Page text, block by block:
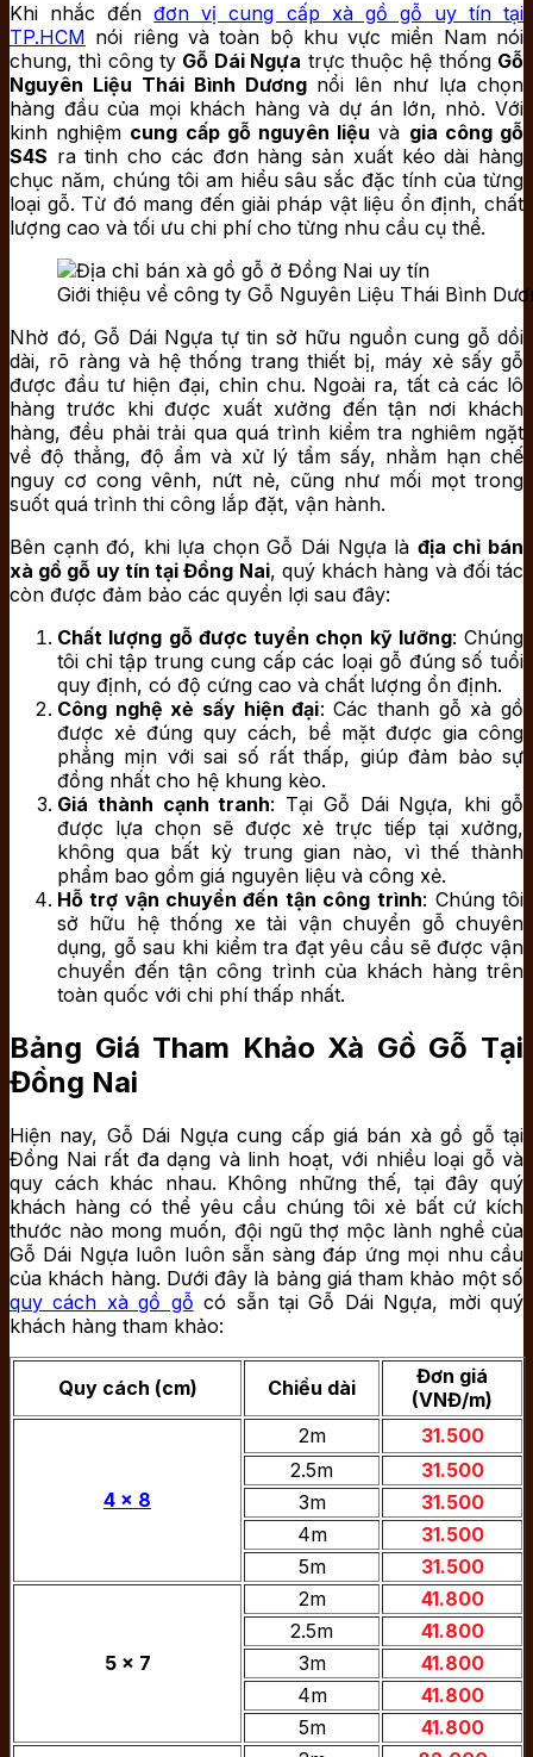
Khi nhắc đếnđơn vị cung cấp xà gồ gỗ uy tín tại
TP.HCM nói riêng và toàn bộ khu vực miền Nam nói
chung, thì công ty Gỗ Dái Ngựa trực thuộc hệ thống Gỗ
Nguyên Liệu Thái Bình Dươngnổi lên như lựa chọn
hàng đầu của mọi khách hàng và dự án lớn, nhỏ. Với
kinh nghiệm cung cấp gỗ nguyên liệu và gia công gỗ
S4S ra tinh cho các đơn hàng sản xuất kéo dài hàng
chục năm, chúng tôi am hiểu sâu sắc đặc tính của từng
loại gỗ. Từ đó mang đến giải pháp vật liệu ổn định, chất
lượng cao và tối ưu chi phí cho từng nhu cầu cụ thể.
Giới thiệu về công ty Gỗ Nguyên Liệu Thái Bình
Nhờ đó, Gỗ Dái Ngựa tự tin sở hữu nguồn cung gỗ dồi
dài, rõ ràng và hệ thống trang thiết bị, máy xẻ sấy gỗ
được đầu tư hiện đại, chỉn chu. Ngoài ra, tất cả các lô
hàng trước khi được xuất xưởng đến tận nơi khách
hàng, đều phải trải qua quá trình kiểm tra nghiêm ngặt
về độ thẳng, độ ẩm và xử lý tẩm sấy, nhằm hạn chế
nguy cơ cong vênh, nứt nẻ, cũng như mối mọt trong
suốt quá trình thi công lắp đặt, vận hành.
Bên cạnh đó, khi lựa chọn Gỗ Dái Ngựa là địa chỉ bán
xà gồ gỗ uy tín tại Đồng Nai, quý khách hàng và đối tác
còn được đảm bảo các quyền lợi sau đây:
Chất lượng gỗ được tuyển chọn kỹ lưỡng: Chúng
tôi chỉ tập trung cung cấp các loại gỗ đúng số tuổi
quy định, có độ cứng cao và chất lượng ổn định.
Công nghệ xẻ sấy hiện đại: Các thanh gỗ xà gồ
được xẻ đúng quy cách, bề mặt được gia công
phẳng mịn với sai số rất thấp, giúp đảm bảo sự
đồng nhất cho hệ khung kèo.
Giá thành cạnh tranh: Tại Gỗ Dái Ngựa, khi gỗ
được lựa chọn sẽ được xẻ trực tiếp tại xưởng,
không qua bất kỳ trung gian nào, vì thế thành
phẩm bao gồm giá nguyên liệu và công xẻ.
Hỗ trợ vận chuyển đến tận công trình: Chúng tôi
sở hữu hệ thống xe tải vận chuyển gỗ chuyên
dụng, gỗ sau khi kiểm tra đạt yêu cầu sẽ được vận
chuyển đến tận công trình của khách hàng trên
toàn quốc với chi phí thấp nhất.
Bảng Giá Tham Khảo Xà Gồ Gỗ Tại
Đồng Nai
Hiện nay, Gỗ Dái Ngựa cung cấp giá bán xà gồ gỗ tại
Đồng Nai rất đa dạng và linh hoạt, với nhiều loại gỗ và
quy cách khác nhau. Không những thế, tại đây quý
khách hàng có thể yêu cầu chúng tôi xẻ bất cứ kích
thước nào mong muốn, đội ngũ thợ mộc lành nghề của
Gỗ Dái Ngựa luôn luôn sẵn sàng đáp ứng mọi nhu cầu
của khách hàng. Dưới đây là bảng giá tham khảo một số
quy cách xà gồ gỗ có sẵn tại Gỗ Dái Ngựa, mời quý
khách hàng tham khảo:
Quy cách (cm) Chiều dài
Đơn giá
(VNĐ/m)
4 x 8
2m
31.500
2.5m
31.500
3m
31.500
4m
31.500
5m
31.500
5 x 7
2m
41.800
2.5m
41.800
3m
41.800
4m
41.800
5m
41.800